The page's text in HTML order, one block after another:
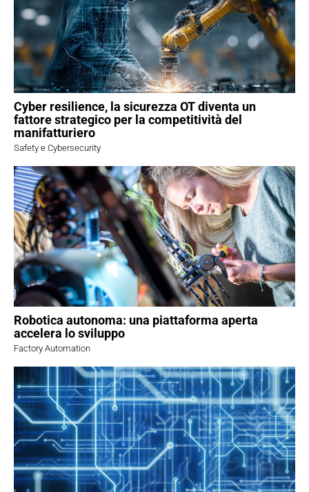
Cyber resilience, la sicurezza OT diventa un
fattore strategico per la competitività del
manifatturiero
Safety e Cybersecurity
Robotica autonoma: una piattaforma aperta
accelera lo sviluppo
Factory Automation